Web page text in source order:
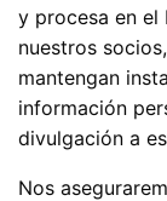
y procesa en el
nuestros
mantengan
información
divulgación a
Nos